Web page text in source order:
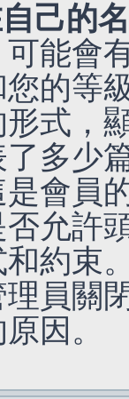
己的
能會
的等
式，
多少
會員
允許
約束
員關
因。